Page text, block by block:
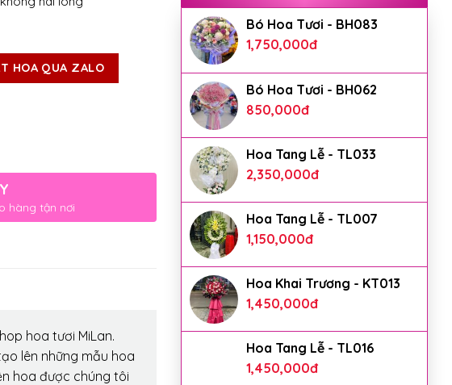
Bó Hoa Tươi - BH083
1,750,000đ
Bó Hoa Tươi - BH062
850,000đ
Hoa Tang Lễ - TL033
2,350,000đ
Hoa Tang Lễ - TL007
1,150,000đ
Hoa Khai Trương - KT013
1,450,000đ
Hoa Tang Lễ - TL016
1,450,000đ
HOA QUA ZALO
hàng tận nơi
hoa tươi MiLan.
lên những mẫu hoa
hoa được chúng tôi